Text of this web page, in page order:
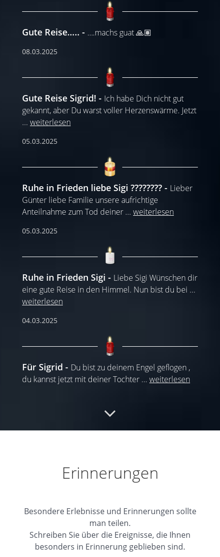
Gute Reise….. ….machs guat 🙏🏽
08.03.2025
Gute Reise Sigrid!
Ich habe Dich nicht gut
gekannt, aber Du warst voller Herzenswärme. Jetzt
... weiterlesen
05.03.2025
Ruhe in Frieden liebe Sigi ????????
Lieber
Günter liebe Familie unsere aufrichtige
Anteilnahme zum Tod deiner ... weiterlesen
05.03.2025
Ruhe in Frieden Sigi
Liebe Sigi Wünschen dir
eine gute Reise in den Himmel. Nun bist du bei ...
weiterlesen
04.03.2025
Für Sigrid
Du bist zu deinem Engel geflogen ,
du kannst jetzt mit deiner Tochter ... weiterlesen
Liebe Sigi, machs gut auf Deiner
letzten Reise. Es war schön Dich kennen...
weiterlesen
Erinnerungen
Besondere Erlebnisse und Erinnerungen sollte
man teilen.
Schreiben Sie über die Ereignisse, die Ihnen
besonders in Erinnerung geblieben sind.